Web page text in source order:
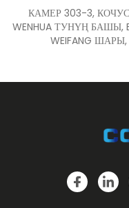
КАМЕР 303-3, КОЧУСУ
WENHUA ТУНҮҢ БАШЫ,
WEIFANG